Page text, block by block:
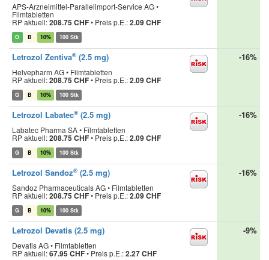
APS-Arzneimittel-Parallelimport-Service AG •
Filmtabletten
RP aktuell:208.75 CHF• Preis p.E.:2.09 CHF
O B 10% 100 Stk
Letrozol Zentiva® (2.5 mg)
Helvepharm AG • Filmtabletten
RP aktuell:208.75 CHF• Preis p.E.:2.09 CHF
G B 10% 100 Stk
-16%
Letrozol Labatec® (2.5 mg)
Labatec Pharma SA • Filmtabletten
RP aktuell:208.75 CHF• Preis p.E.:2.09 CHF
G B 10% 100 Stk
-16%
Letrozol Sandoz® (2.5 mg)
Sandoz Pharmaceuticals AG • Filmtabletten
RP aktuell:208.75 CHF• Preis p.E.:2.09 CHF
G B 10% 100 Stk
-16%
Letrozol Devatis (2.5 mg)
Devatis AG • Filmtabletten
RP aktuell:67.95 CHF• Preis p.E.:2.27 CHF
-9%